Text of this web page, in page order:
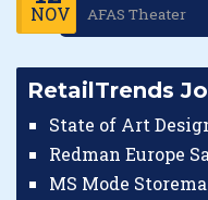
NOV AFAS Theater
RetailTrends
State of Art
Redman Europe
MS Mode